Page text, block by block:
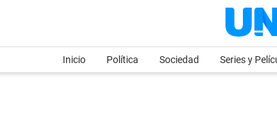
Inicio Política Sociedad Series y